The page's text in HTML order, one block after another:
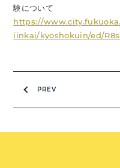
験について
https://
iinkai/kyoshokuin/ed/
PREV